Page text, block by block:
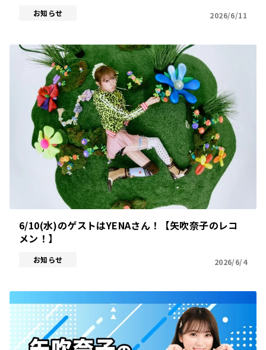
お知らせ 2026/6/11
6/10(水)のゲストはYENAさん！【矢吹奈子のレコ
メン！】
お知らせ 2026/6/4